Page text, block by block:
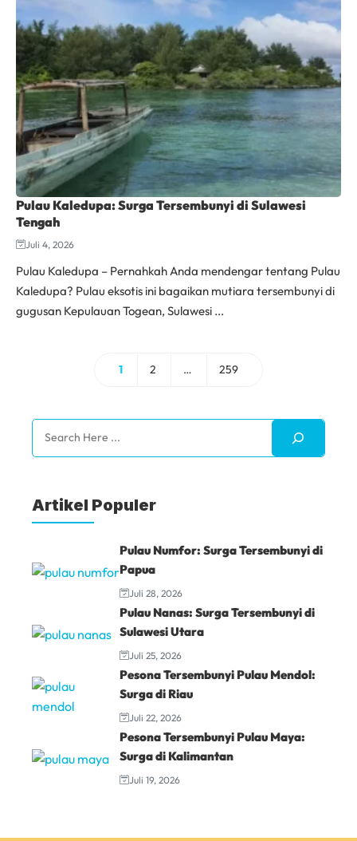
Pulau Kaledupa: Surga Tersembunyi di Sulawesi
Tengah
Juli 4, 2026
Pulau Kaledupa – Pernahkah Anda mendengar tentang Pulau
Kaledupa? Pulau eksotis ini bagaikan mutiara tersembunyi di
gugusan Kepulauan Togean, Sulawesi ...
Halaman
1 Halaman
2 … Halaman
259
Search
Artikel Populer
Pulau Numfor: Surga Tersembunyi di
Papua
Juli 28, 2026
Pulau Nanas: Surga Tersembunyi di
Sulawesi Utara
Juli 25, 2026
Pesona Tersembunyi Pulau Mendol:
Surga di Riau
Juli 22, 2026
Pesona Tersembunyi Pulau Maya:
Surga di Kalimantan
Juli 19, 2026